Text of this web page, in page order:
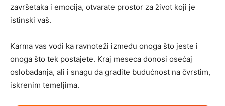
završetaka i emocija, otvarate prostor za život koji je
istinski vaš.
Karma vas vodi ka ravnoteži između onoga što jeste i
onoga što tek postajete. Kraj meseca donosi osećaj
oslobađanja, ali i snagu da gradite budućnost na čvrstim,
iskrenim temeljima.